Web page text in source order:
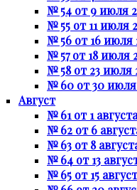
№ 54 от 9 июля
№ 55 от 11 июля
№ 56 от 16 июля
№ 57 от 18 июля
№ 58 от 23 июля
№ 60 от 30 июля
Август
№ 61 от 1
№ 62 от 6
№ 63 от 8
№ 64 от 13
№ 65 от 15